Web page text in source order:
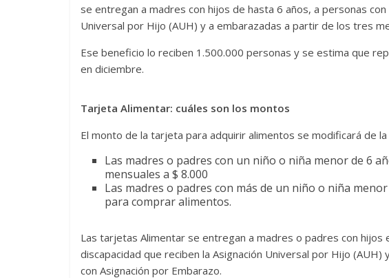
se entregan a madres con hijos de hasta 6 años, a personas
Universal por Hijo (AUH) y a embarazadas a partir de los tres
Ese beneficio lo reciben 1.500.000 personas y se estima que
en diciembre.
Tarjeta Alimentar: cuáles son los montos
El monto de la tarjeta para adquirir alimentos se modificará de
Las madres o padres con un niño o niña menor de 6
mensuales a $ 8.000
Las madres o padres con más de un niño o niña
para comprar alimentos.
Las tarjetas Alimentar se entregan a madres o padres con hijos
discapacidad que reciben la Asignación Universal por Hijo
con Asignación por Embarazo.